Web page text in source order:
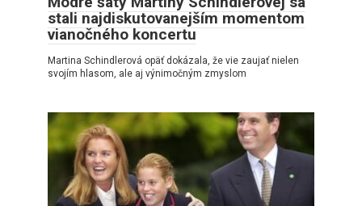
stali najdiskutovanejším momentom
vianočného koncertu
Martina Schindlerová opäť dokázala, že vie zaujať nielen
svojím hlasom, ale aj výnimočným zmyslom